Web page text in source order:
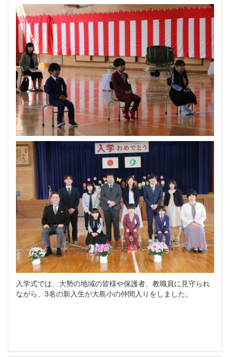
入学式では、大勢の地域の皆様や保護者、教職員に見守られ
ながら、3名の新入生が大島小の仲間入りをしました。